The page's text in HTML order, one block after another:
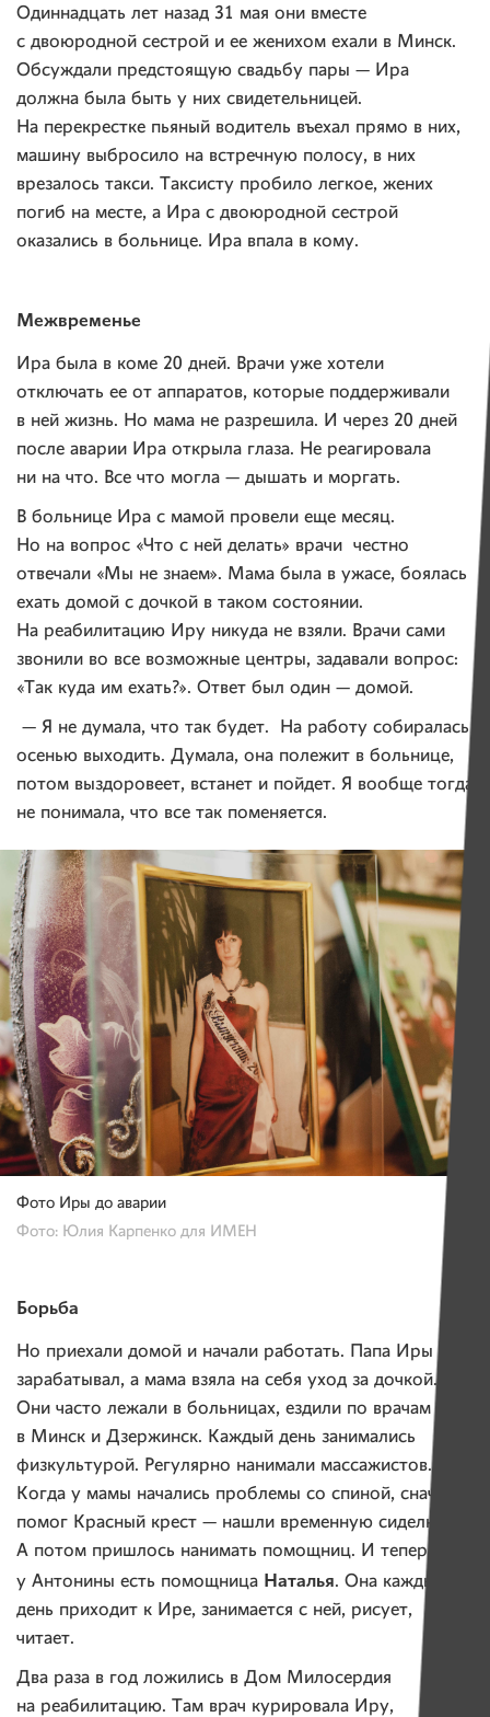
Одиннадцать лет назад 31 мая они вместе
с двоюродной сестрой и ее женихом ехали в Минск.
Обсуждали предстоящую свадьбу пары — Ира
должна была быть у них свидетельницей.
На перекрестке пьяный водитель въехал прямо в них,
машину выбросило на встречную полосу, в них
врезалось такси. Таксисту пробило легкое, жених
погиб на месте, а Ира с двоюродной сестрой
оказались в больнице. Ира впала в кому.
Межвременье
Ира была в коме 20 дней. Врачи уже хотели
отключать ее от аппаратов, которые поддерживали
в ней жизнь. Но мама не разрешила. И через 20 дней
после аварии Ира открыла глаза. Не реагировала
ни на что. Все что могла — дышать и моргать.
В больнице Ира с мамой провели еще месяц.
Но на вопрос «Что с ней делать» врачи честно
отвечали «Мы не знаем». Мама была в ужасе, боялась
ехать домой с дочкой в таком состоянии.
На реабилитацию Иру никуда не взяли. Врачи сами
звонили во все возможные центры, задавали вопрос:
«Так куда им ехать?». Ответ был один — домой.
— Я не думала, что так будет. На работу собиралась
осенью выходить. Думала, она полежит в больнице,
потом выздоровеет, встанет и пойдет. Я вообще тогда
не понимала, что все так поменяется.
Фото Иры до аварии
Фото: Юлия Карпенко для ИМЕН
Борьба
Но приехали домой и начали работать. Папа Иры
зарабатывал, а мама взяла на себя уход за дочкой.
Они часто лежали в больницах, ездили по врачам
в Минск и Дзержинск. Каждый день занимались
физкультурой. Регулярно нанимали массажистов.
Когда у мамы начались проблемы со спиной, сначала
помог Красный крест — нашли временную сиделку.
А потом пришлось нанимать помощниц. И теперь
у Антонины есть помощница Наталья. Она каждый
день приходит к Ире, занимается с ней, рисует,
читает.
Два раза в год ложились в Дом Милосердия
на реабилитацию. Там врач курировала Иру,